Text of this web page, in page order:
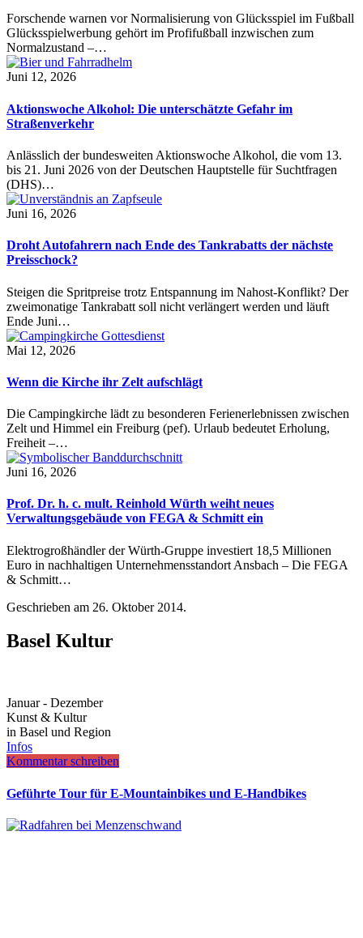
Forschende warnen vor Normalisierung von Glücksspiel im Fußball
Glücksspielwerbung gehört im Profifußball inzwischen zum
Normalzustand –…
Juni 12, 2026
Aktionswoche Alkohol: Die unterschätzte Gefahr im
Straßenverkehr
Anlässlich der bundesweiten Aktionswoche Alkohol, die vom 13.
bis 21. Juni 2026 von der Deutschen Hauptstelle für Suchtfragen
(DHS)…
Juni 16, 2026
Droht Autofahrern nach Ende des Tankrabatts der nächste
Preisschock?
Steigen die Spritpreise trotz Entspannung im Nahost-Konflikt? Der
zweimonatige Tankrabatt soll nicht verlängert werden und läuft
Ende Juni…
Mai 12, 2026
Wenn die Kirche ihr Zelt aufschlägt
Die Campingkirche lädt zu besonderen Ferienerlebnissen zwischen
Zelt und Himmel ein Freiburg (pef). Urlaub bedeutet Erholung,
Freiheit –…
Juni 16, 2026
Prof. Dr. h. c. mult. Reinhold Würth weiht neues
Verwaltungsgebäude von FEGA & Schmitt ein
Elektrogroßhändler der Würth-Gruppe investiert 18,5 Millionen
Euro in nachhaltigen Unternehmensstandort Ansbach – Die FEGA
& Schmitt…
Geschrieben am 26. Oktober 2014.
Basel Kultur
Januar - Dezember
Kunst & Kultur
in Basel und Region
Infos
Kommentar schreiben
Geführte Tour für E-Mountainbikes und E-Handbikes